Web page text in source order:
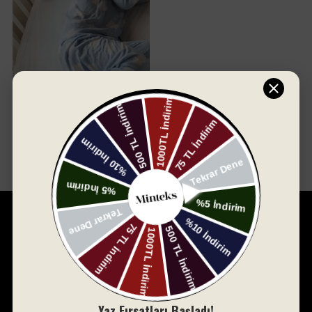
Sepete Ekle
Bebek ve Çocuk Alezi
₺ 500.00
Minteks Home, 1994 yılında küçük bir dükkânda başlayan
yolculuğunu, bugün 30.000 metrekare açık ve 8.500 metrekare
kapalı alanda, dünya çapında tanınan bir marka olarak sürdürüyor.
Bursa merkezli bu marka, yenilikçi misyonuyla ev tekstili
sektöründe fark yaratmayı hedeflemektedir.